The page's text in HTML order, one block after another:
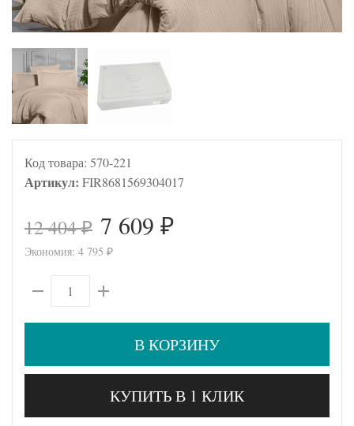
Код товара: 570-221
Артикул: FIR8681569304017
12 404₽ 7 609 ₽
Экономия: 4 795 ₽
В КОРЗИНУ
КУПИТЬ В 1 КЛИК